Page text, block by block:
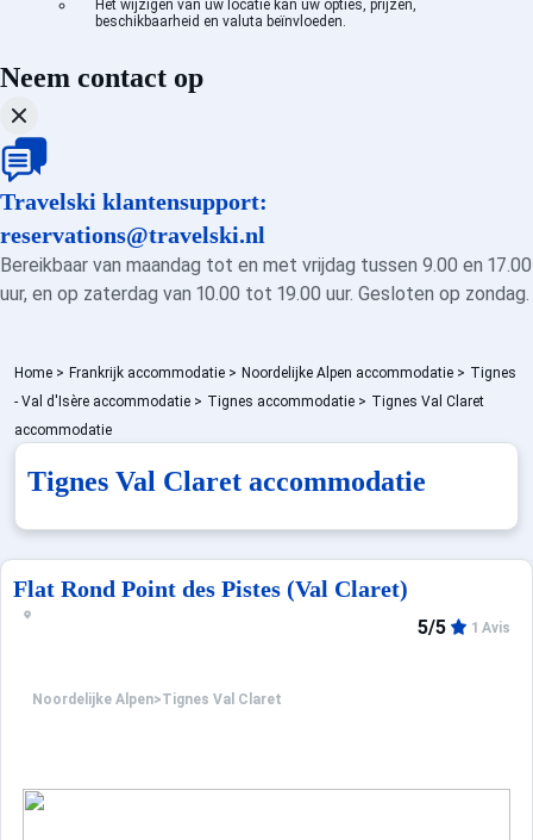
Het wijzigen van uw locatie kan uw opties, prijzen,
beschikbaarheid en valuta beïnvloeden.
Neem contact op
Travelski klantensupport:
reservations@travelski.nl
Bereikbaar van maandag tot en met vrijdag tussen 9.00 en 17.00
uur, en op zaterdag van 10.00 tot 19.00 uur. Gesloten op zondag.
Home > Frankrijk accommodatie > Noordelijke Alpen accommodatie > Tignes
- Val d'Isère accommodatie > Tignes accommodatie > Tignes Val Claret
accommodatie
Tignes Val Claret accommodatie
Flat Rond Point des Pistes (Val Claret)
Noordelijke Alpen>Tignes Val Claret
5/5 1 Avis